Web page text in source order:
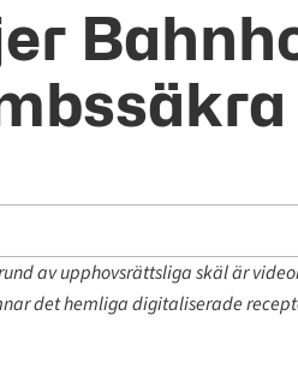
av upphovsrättsliga skäl är
det hemliga digitaliserade